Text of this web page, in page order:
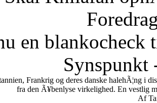
en blankocheck
Synspunkt
Frankrig og deres danske halehÃ¦ng i
fra den Ã¥benlyse virkelighed. En vestlig
Af